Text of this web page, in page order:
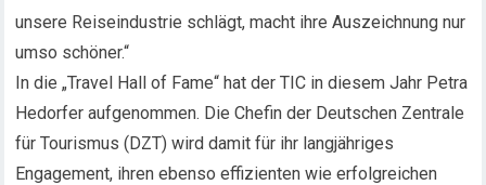
unsere Reiseindustrie schlägt, macht ihre Auszeichnung nur
umso schöner.“
In die „Travel Hall of Fame“ hat der TIC in diesem Jahr Petra
Hedorfer aufgenommen. Die Chefin der Deutschen Zentrale
für Tourismus (DZT) wird damit für ihr langjähriges
Engagement, ihren ebenso effizienten wie erfolgreichen